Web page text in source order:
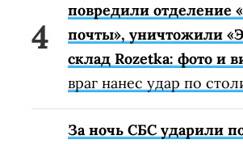
повредили отделение
почты», уничтожили
склад Rozetka: фото и
враг нанес удар по
За ночь СБС ударили